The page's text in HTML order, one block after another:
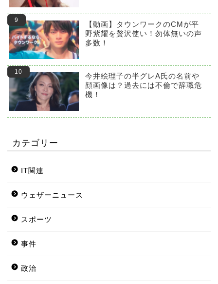
【動画】タウンワークのCMが平
野紫耀を贅沢使い！勿体無いの声
多数！
今井絵理子の半グレA氏の名前や
顔画像は？過去には不倫で辞職危
機！
カテゴリー
IT関連
ウェザーニュース
スポーツ
事件
政治